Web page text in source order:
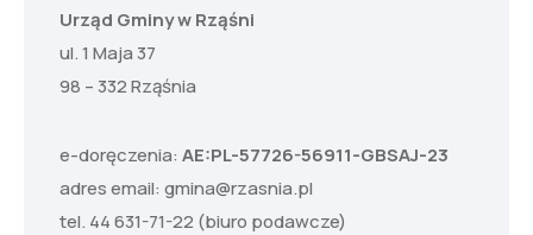
Urząd Gminy w Rząśni
ul. 1 Maja 37
98 – 332 Rząśnia
e-doręczenia: AE:PL-57726-56911-GBSAJ-23
adres email: gmina@rzasnia.pl
tel. 44 631-71-22 (biuro podawcze)